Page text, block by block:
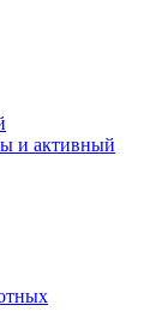
и активный